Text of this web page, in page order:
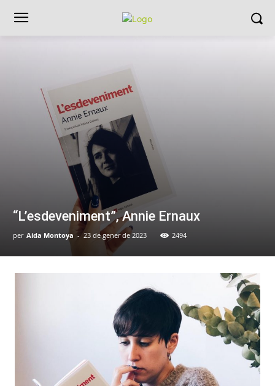
“L’esdeveniment”, Annie Ernaux
per Aida Montoya - 23 de gener de 2023 2494